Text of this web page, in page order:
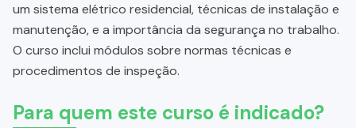
um sistema elétrico residencial, técnicas de instalação e
manutenção, e a importância da segurança no trabalho.
O curso inclui módulos sobre normas técnicas e
procedimentos de inspeção.
Para quem este curso é indicado?